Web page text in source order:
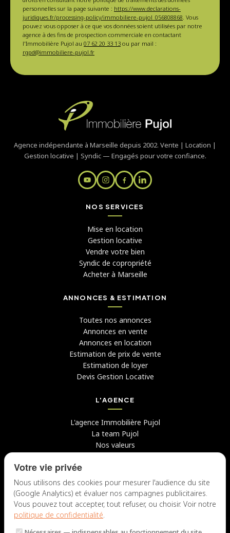
personnelles sur la page suivante : https://www.declarations-
juridiques.fr/processing-policy/immobiliere-pujol_056808868. Vous
pouvez vous opposer à ce que vos données soient utilisées par notre
agence à des fins de prospection commerciale en contactant
l'Immobilière Pujol au 07 62 20 33 13 ou par mail :
rgpd@immobiliere-pujol.fr
Agence indépendante à Marseille depuis 2002. Vente | Location |
Gestion locative | Syndic — Engagés pour votre confiance.
NOS SERVICES
Mise en location
Gestion locative
Vendre votre bien
Syndic de copropriété
Acheter à Marseille
ANNONCES & ESTIMATION
Toutes nos annonces
Annonces en vente
Annonces en location
Estimation de prix de vente
Estimation de loyer
Devis Gestion Locative
L'AGENCE
L'agence Immobilière Pujol
La team Pujol
Nos valeurs
Avis clients
Candidater chez nous
NOUS CONTACTER
Votre vie privée
Nous utilisons des cookies pour mesurer l'audience du site
(Google Analytics) et évaluer nos campagnes publicitaires.
Vous pouvez tout accepter, tout refuser, ou choisir. Voir notre
politique de confidentialité.